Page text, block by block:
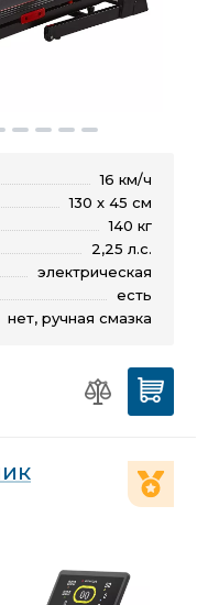
16 км/ч
130 х 45 см
140 кг
2,25 л.с.
электрическая
есть
нет, ручная смазка